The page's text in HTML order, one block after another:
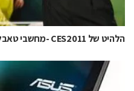
הלהיט של CES2011 -מחשבי טאבלט